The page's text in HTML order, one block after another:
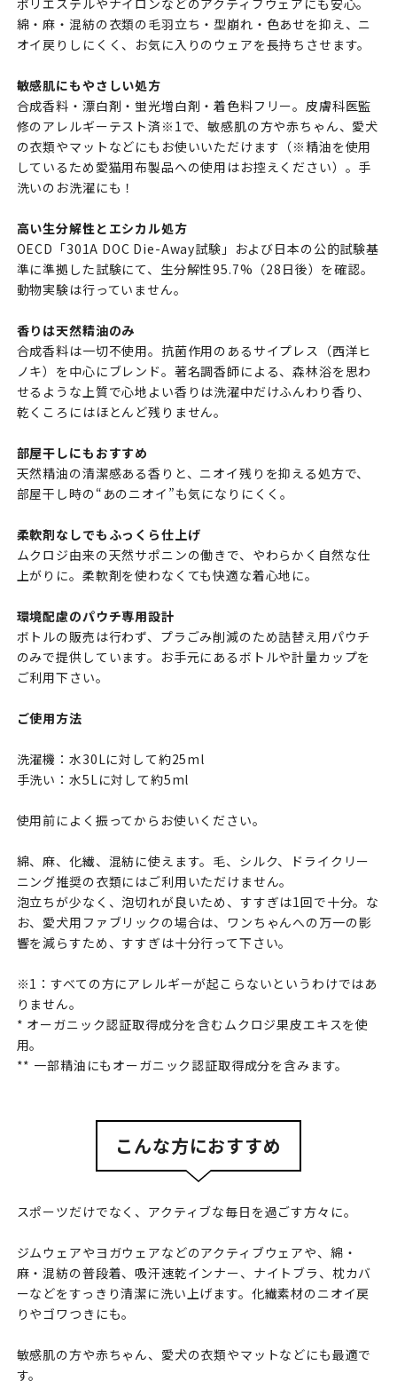
ポリエステルやナイロンなどのアクティブウェアにも安心。
綿・麻・混紡の衣類の毛羽立ち・型崩れ・色あせを抑え、ニ
オイ戻りしにくく、お気に入りのウェアを長持ちさせます。
敏感肌にもやさしい処方
合成香料・漂白剤・蛍光増白剤・着色料フリー。皮膚科医監
修のアレルギーテスト済※1で、敏感肌の方や赤ちゃん、愛犬
の衣類やマットなどにもお使いいただけます（※精油を使用
しているため愛猫用布製品への使用はお控えください）。手
洗いのお洗濯にも！
高い生分解性とエシカル処方
OECD「301A DOC Die-Away試験」および日本の公的試験基
準に準拠した試験にて、生分解性95.7%（28日後）を確認。
動物実験は行っていません。
香りは天然精油のみ
合成香料は一切不使用。抗菌作用のあるサイプレス（西洋ヒ
ノキ）を中心にブレンド。著名調香師による、森林浴を思わ
せるような上質で心地よい香りは洗濯中だけふんわり香り、
乾くころにはほとんど残りません。
部屋干しにもおすすめ
天然精油の清潔感ある香りと、ニオイ残りを抑える処方で、
部屋干し時の“あのニオイ”も気になりにくく。
柔軟剤なしでもふっくら仕上げ
ムクロジ由来の天然サポニンの働きで、やわらかく自然な仕
上がりに。柔軟剤を使わなくても快適な着心地に。
環境配慮のパウチ専用設計
ボトルの販売は行わず、プラごみ削減のため詰替え用パウチ
のみで提供しています。お手元にあるボトルや計量カップを
ご利用下さい。
ご使用方法
洗濯機：水30Lに対して約25ml
手洗い：水5Lに対して約5ml
使用前によく振ってからお使いください。
綿、麻、化繊、混紡に使えます。毛、シルク、ドライクリー
ニング推奨の衣類にはご利用いただけません。
泡立ちが少なく、泡切れが良いため、すすぎは1回で十分。な
お、愛犬用ファブリックの場合は、ワンちゃんへの万一の影
響を減らすため、すすぎは十分行って下さい。
※1：すべての方にアレルギーが起こらないというわけではあ
りません。
* オーガニック認証取得成分を含むムクロジ果皮エキスを使
用。
** 一部精油にもオーガニック認証取得成分を含みます。
こんな方におすすめ
スポーツだけでなく、アクティブな毎日を過ごす方々に。
ジムウェアやヨガウェアなどのアクティブウェアや、綿・
麻・混紡の普段着、吸汗速乾インナー、ナイトブラ、枕カバ
ーなどをすっきり清潔に洗い上げます。化繊素材のニオイ戻
りやゴワつきにも。
敏感肌の方や赤ちゃん、愛犬の衣類やマットなどにも最適で
す。